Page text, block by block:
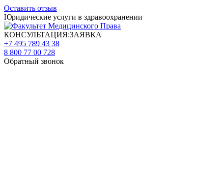
Оставить отзыв
Юридические услуги в здравоохранении
КОНСУЛЬТАЦИЯ:ЗАЯВКА
+7 495 789 43 38
8 800 77 00 728
Обратный звонок